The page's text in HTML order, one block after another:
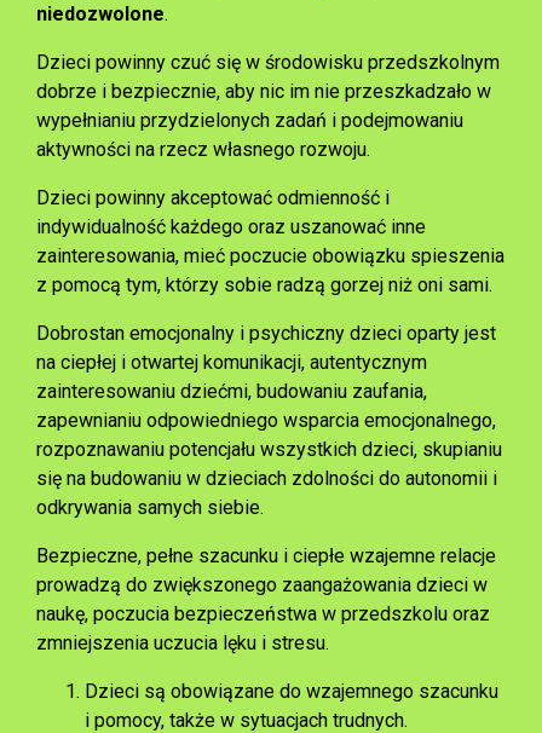
niedozwolone.
Dzieci powinny czuć się w środowisku przedszkolnym
dobrze i bezpiecznie, aby nic im nie przeszkadzało w
wypełnianiu przydzielonych zadań i podejmowaniu
aktywności na rzecz własnego rozwoju.
Dzieci powinny akceptować odmienność i
indywidualność każdego oraz uszanować inne
zainteresowania, mieć poczucie obowiązku spieszenia
z pomocą tym, którzy sobie radzą gorzej niż oni sami.
Dobrostan emocjonalny i psychiczny dzieci oparty jest
na ciepłej i otwartej komunikacji, autentycznym
zainteresowaniu dziećmi, budowaniu zaufania,
zapewnianiu odpowiedniego wsparcia emocjonalnego,
rozpoznawaniu potencjału wszystkich dzieci, skupianiu
się na budowaniu w dzieciach zdolności do autonomii i
odkrywania samych siebie.
Bezpieczne, pełne szacunku i ciepłe wzajemne relacje
prowadzą do zwiększonego zaangażowania dzieci w
naukę, poczucia bezpieczeństwa w przedszkolu oraz
zmniejszenia uczucia lęku i stresu.
Dzieci są obowiązane do wzajemnego szacunku
i pomocy, także w sytuacjach trudnych.